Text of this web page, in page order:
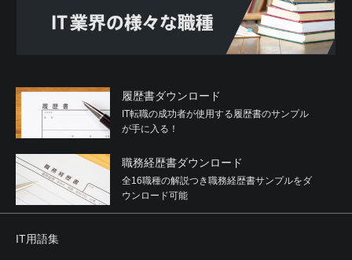
履歴書ダウンロード
IT転職の成功者が使用する履歴書のサンプル
が手に入る！
職務経歴書ダウンロード
全16職種の解説つき職務経歴書サンプルをダ
ウンロード可能
IT用語集